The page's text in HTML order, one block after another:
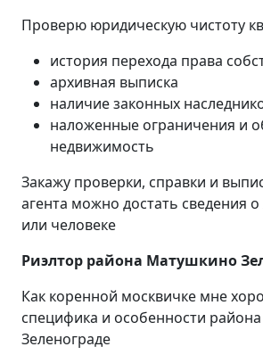
Проверю юридическую чистоту
история перехода права
архивная выписка
наличие законных
наложенные ограничения и
недвижимость
Закажу проверки, справки и
агента можно достать сведения
или человеке
Риэлтор района Матушкино
Как коренной москвичке мне
специфика и особенности
Зеленограде